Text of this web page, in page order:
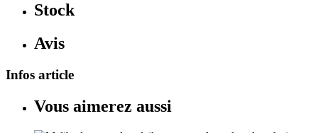
Stock
Avis
Infos article
Vous aimerez aussi